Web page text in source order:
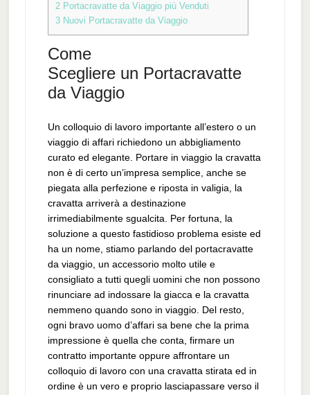
2Portacravatte da Viaggio più Venduti
3Nuovi Portacravatte da Viaggio
Come
Scegliere un Portacravatte
da Viaggio
Un colloquio di lavoro importante all’estero o un
viaggio di affari richiedono un abbigliamento
curato ed elegante. Portare in viaggio la cravatta
non è di certo un’impresa semplice, anche se
piegata alla perfezione e riposta in valigia, la
cravatta arriverà a destinazione
irrimediabilmente sgualcita. Per fortuna, la
soluzione a questo fastidioso problema esiste ed
ha un nome, stiamo parlando del portacravatte
da viaggio, un accessorio molto utile e
consigliato a tutti quegli uomini che non possono
rinunciare ad indossare la giacca e la cravatta
nemmeno quando sono in viaggio. Del resto,
ogni bravo uomo d’affari sa bene che la prima
impressione è quella che conta, firmare un
contratto importante oppure affrontare un
colloquio di lavoro con una cravatta stirata ed in
ordine è un vero e proprio lasciapassare verso il